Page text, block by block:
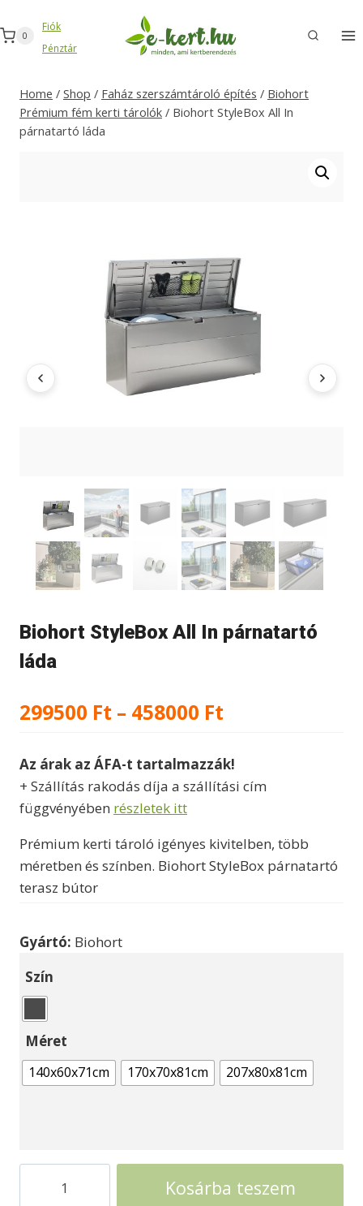
to
content
0
Fiók
Pénztár
Home / Shop / Faház szerszámtároló építés / Biohort
Prémium fém kerti tárolók / Biohort StyleBox All In
párnatartó láda
Biohort StyleBox All In párnatartó
láda
299500 Ft – 458000 Ft
-
Az árak az ÁFA-t tartalmazzák!
+ Szállítás rakodás díja a szállítási cím
függvényében részletek itt
Prémium kerti tároló igényes kivitelben, több
méretben és színben. Biohort StyleBox párnatartó
terasz bútor
Gyártó: Biohort
Szín
Méret
140x60x71cm 170x70x81cm 207x80x81cm
StyleBox
Kosárba teszem